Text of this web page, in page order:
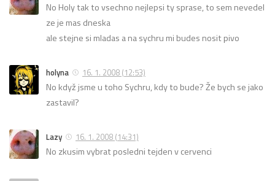
No Holy tak to vsechno nejlepsi ty sprase, to sem nevedel
ze je mas dneska
ale stejne si mladas a na sychru mi budes nosit pivo
holyna 16. 1. 2008 (12:53)
No když jsme u toho Sychru, kdy to bude? Že bych se jako
zastavil?
Lazy 16. 1. 2008 (14:31)
No zkusim vybrat posledni tejden v cervenci